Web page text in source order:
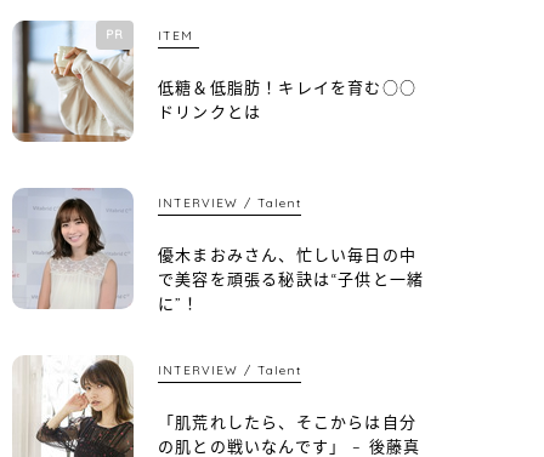
PR ITEM
低糖＆低脂肪！キレイを育む○○
ドリンクとは
INTERVIEW Talent
優木まおみさん、忙しい毎日の中
で美容を頑張る秘訣は“子供と一緒
に”！
INTERVIEW Talent
「肌荒れしたら、そこからは自分
の肌との戦いなんです」 – 後藤真